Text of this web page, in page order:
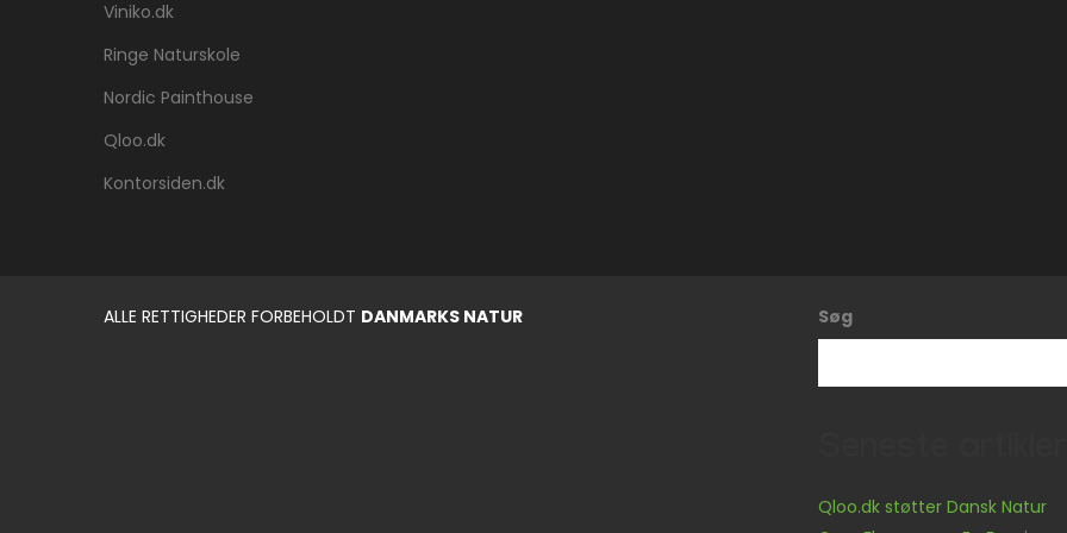
Viniko.dk
Ringe Naturskole
Nordic Painthouse
Qloo.dk
Kontorsiden.dk
ALLE RETTIGHEDER FORBEHOLDT DANMARKS NATUR Søg
Qloo.dk støtter Dansk Natur